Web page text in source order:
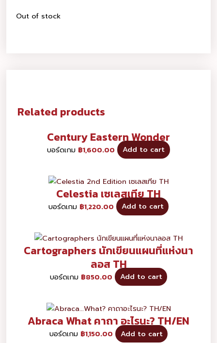
Out of stock
Related products
Century Eastern Wonder
บอร์ดเกม ฿1,600.00 Add to cart
Celestia เซเลสเทีย TH
บอร์ดเกม ฿1,220.00 Add to cart
Cartographers นักเขียนแผนที่แห่งนา
ลอส TH
บอร์ดเกม ฿850.00 Add to cart
Abraca What คาถา อะไรนะ? TH/EN
บอร์ดเกม ฿1,150.00 Add to cart